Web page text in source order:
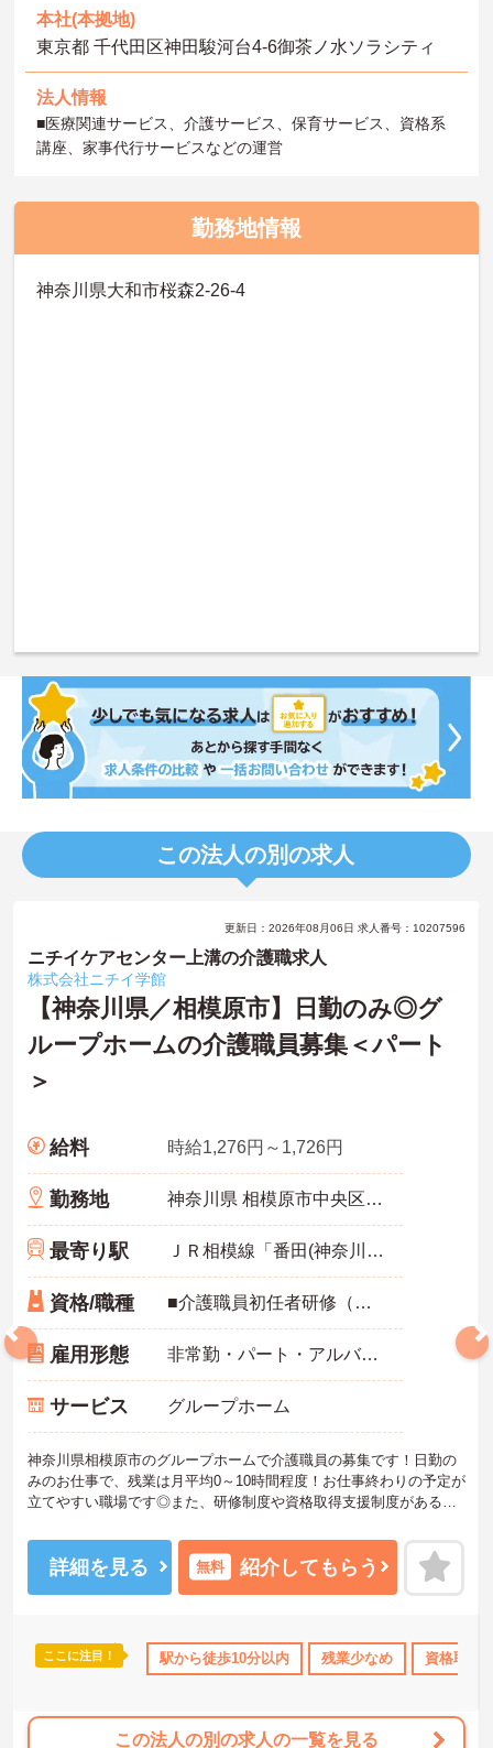
本社(本拠地)
東京都 千代田区神田駿河台4-6御茶ノ水ソラシティ
法人情報
■医療関連サービス、介護サービス、保育サービス、資格系
講座、家事代行サービスなどの運営
勤務地情報
神奈川県大和市桜森2-26-4
この法人の別の求人
研修制度あり 産休･育休･介護休暇取得実績あり ボーナス・賞与
更新日：2026年08月06日 求人番号：10207596
ニチイケアセンター上溝の介護職求人
株式会社ニチイ学館
【神奈川県／相模原市】日勤のみ◎グ
ループホームの介護職員募集＜パート
＞
給料 時給1,276円～1,726円
勤務地 神奈川県 相模原市中央区 上溝1670-1
最寄り駅 ＪＲ相模線「番田(神奈川)駅」徒歩5分
資格/職種 ■介護職員初任者研修（ヘルパー2級）以上必須 ■普通自動車運転免許あれば尚可
雇用形態 非常勤・パート・アルバイト
サービス グループホーム
神奈川県相模原市のグループホームで介護職員の募集です！日勤の
みのお仕事で、残業は月平均0～10時間程度！お仕事終わりの予定が
立てやすい職場です◎また、研修制度や資格取得支援制度があるの
イントをお伝えしますので、お気軽にご連絡ください！
詳細を見る 無料 紹介してもらう
ここに注目！ 駅から徒歩10分以内 残業少なめ 資格取得
この法人の別の求人の一覧を見る